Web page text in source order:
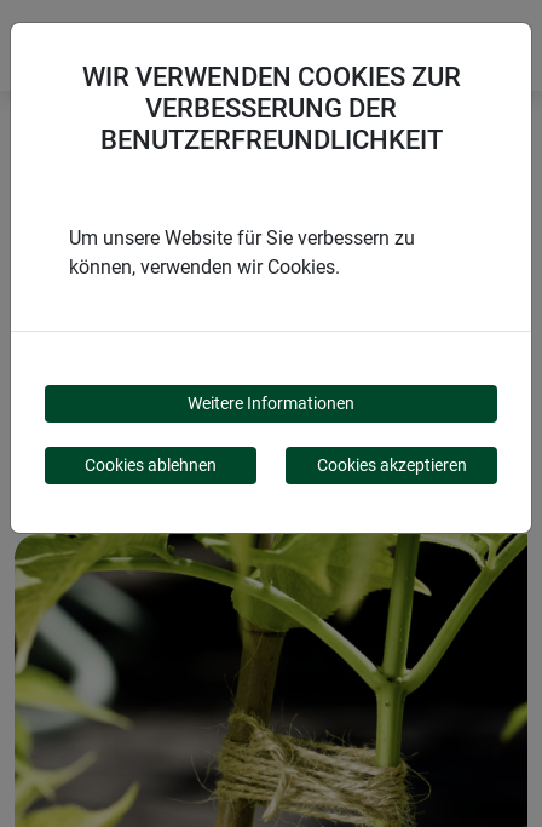
PRODUKTE
FLACHS-
GARTENSCHNUR
WIR VERWENDEN COOKIES ZUR
VERBESSERUNG DER
BENUTZERFREUNDLICHKEIT
Um unsere Website für Sie verbessern zu
können, verwenden wir Cookies.
Weitere Informationen
Cookies ablehnen Cookies akzeptieren